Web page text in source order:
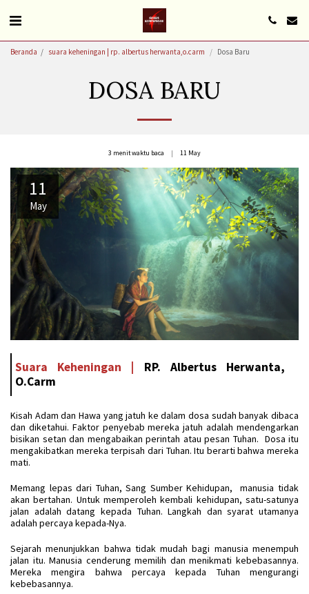
Beranda suara keheningan | rp. albertus herwanta,o.carm Dosa Baru
DOSA BARU
3 menit waktu baca 11 May
11
May
Suara Keheningan | RP. Albertus Herwanta,
O.Carm
Kisah Adam dan Hawa yang jatuh ke dalam dosa sudah banyak dibaca
dan diketahui. Faktor penyebab mereka jatuh adalah mendengarkan
bisikan setan dan mengabaikan perintah atau pesan Tuhan. Dosa itu
mengakibatkan mereka terpisah dari Tuhan. Itu berarti bahwa mereka
mati.
Memang lepas dari Tuhan, Sang Sumber Kehidupan, manusia tidak
akan bertahan. Untuk memperoleh kembali kehidupan, satu-satunya
jalan adalah datang kepada Tuhan. Langkah dan syarat utamanya
adalah percaya kepada-Nya.
Sejarah menunjukkan bahwa tidak mudah bagi manusia menempuh
jalan itu. Manusia cenderung memilih dan menikmati kebebasannya.
Mereka mengira bahwa percaya kepada Tuhan mengurangi
kebebasannya.